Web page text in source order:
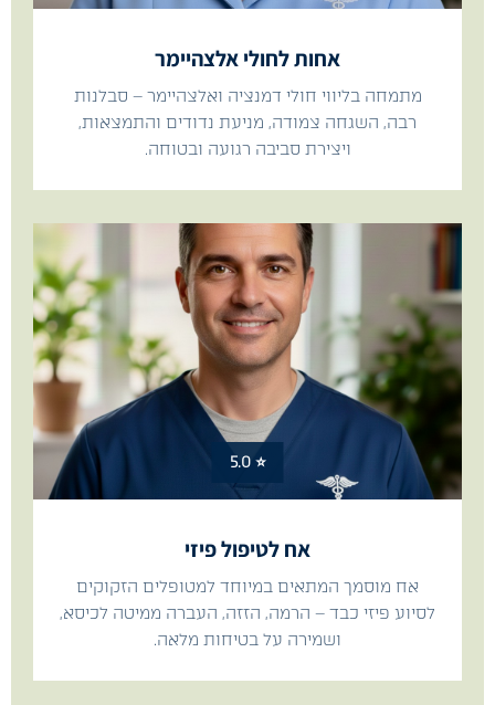
אחות לחולי אלצהיימר
מתמחה בליווי חולי דמנציה ואלצהיימר – סבלנות
רבה, השגחה צמודה, מניעת נדודים והתמצאות,
ויצירת סביבה רגועה ובטוחה.
⭐ 5.0
אח לטיפול פיזי
אח מוסמך המתאים במיוחד למטופלים הזקוקים
לסיוע פיזי כבד – הרמה, הזזה, העברה ממיטה לכיסא,
ושמירה על בטיחות מלאה.